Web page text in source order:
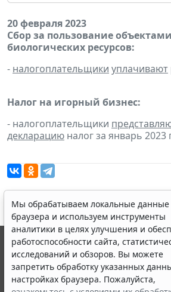
20 февраля 2023
Сбор за пользование
биологических ресурсов:
- налогоплательщики уплачивают
Налог на игорный бизнес:
- налогоплательщики
декларацию налог за январь 2023
Мы обрабатываем локальные данные
браузера и используем инструменты
аналитики в целях улучшения и
работоспособности сайта,
исследований и обзоров. Вы можете
запретить обработку указанных
настройках браузера. Пожалуйста,
© ООО "НПП "ГАРАНТ-СЕРВИС", 2026.
выпускается с 1990 года. Компания
являются участниками Российской
информации ГАРАНТ.